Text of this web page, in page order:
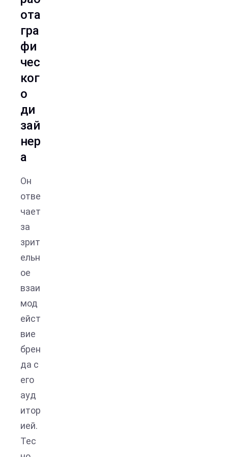
ота
гра
фи
чес
ког
о
ди
зай
нер
а
Он
отве
чает
за
зрит
ельн
ое
взаи
мод
ейст
вие
брен
да с
его
ауд
итор
ией.
Тес